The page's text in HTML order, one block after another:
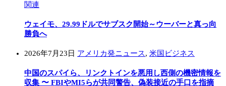
関連
ウェイモ、29.99ドルでサブスク開始～ウーバーと真っ向
勝負へ
2026年7月23日 アメリカ発ニュース, 米国ビジネス
中国のスパイら、リンクトインを悪用し西側の機密情報を
収集 〜 FBIやMI5らが共同警告、偽装接近の手口を指摘